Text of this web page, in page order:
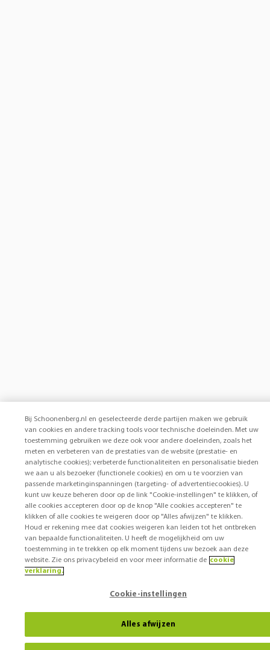
Bij Schoonenberg.nl en geselecteerde derde partijen maken we gebruik
van cookies en andere tracking tools voor technische doeleinden. Met uw
toestemming gebruiken we deze ook voor andere doeleinden, zoals het
meten en verbeteren van de prestaties van de website (prestatie- en
analytische cookies); verbeterde functionaliteiten en personalisatie bieden
we aan u als bezoeker (functionele cookies) en om u te voorzien van
passende marketinginspanningen (targeting- of advertentiecookies). U
kunt uw keuze beheren door op de link "Cookie-instellingen" te klikken, of
alle cookies accepteren door op de knop "Alle cookies accepteren" te
klikken of alle cookies te weigeren door op "Alles afwijzen" te klikken.
Houd er rekening mee dat cookies weigeren kan leiden tot het ontbreken
van bepaalde functionaliteiten. U heeft de mogelijkheid om uw
toestemming in te trekken op elk moment tijdens uw bezoek aan deze
website. Zie ons privacybeleid en voor meer informatie de cookie
verklaring.
Cookie-instellingen
Alles afwijzen